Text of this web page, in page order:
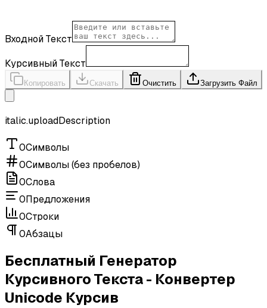
Входной Текст
Курсивный Текст
Копировать Скачать Очистить Загрузить Файл
italic.uploadDescription
0Символы
0Символы (без пробелов)
0Слова
0Предложения
0Строки
0Абзацы
Бесплатный Генератор
Курсивного Текста - Конвертер
Unicode Курсив